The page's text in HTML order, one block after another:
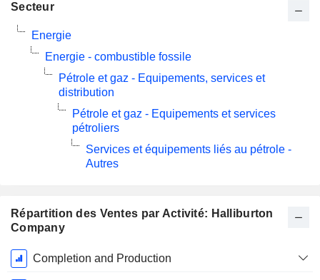
Répartition des Ventes par Activité: Halliburton
Company
Période
Fiscale:
Completion and Production
Secteur
Energie
Energie - combustible fossile
Pétrole et gaz - Equipements, services et
distribution
Pétrole et gaz - Equipements et services
pétroliers
Services et équipements liés au pétrole -
Autres